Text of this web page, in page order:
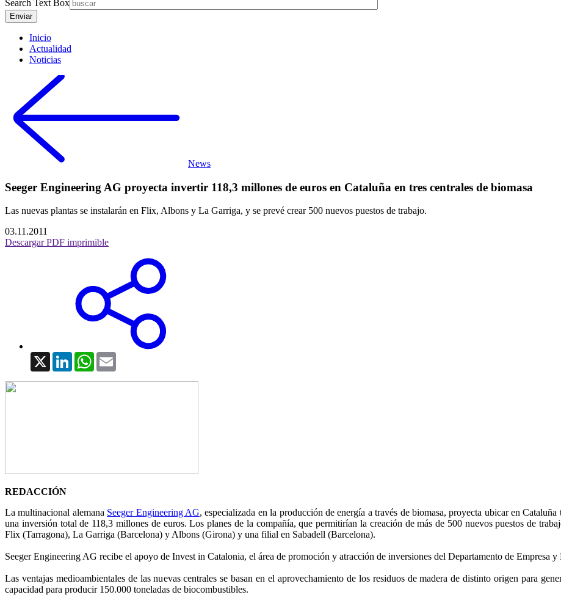
Search Text Box
Inicio
Actualidad
Noticias
News
Seeger Engineering AG proyecta invertir 118,3 millones de euros en Cataluña en tres centrales de biomasa
Las nuevas plantas se instalarán en Flix, Albons y La Garriga, y se prevé crear 500 nuevos puestos de trabajo.
03.11.2011
Descargar PDF imprimible
X LinkedInWhatsApp
REDACCIÓN
La multinacional alemana Seeger Engineering AG, especializada en la producción de energía a través de biomasa, proyecta ubicar en
una inversión total de 118,3 millones de euros. Los planes de la compañía, que permitirían la creación de más de 500 nuevos puestos de
Flix (Tarragona), La Garriga (Barcelona) y Albons (Girona) y una filial en Sabadell (Barcelona).
Seeger Engineering AG recibe el apoyo de Invest in Catalonia, el área de promoción y atracción de inversiones del Departamento de Empresa
Las ventajas medioambientales de las nuevas centrales se basan en el aprovechamiento de los residuos de madera de distinto origen para
capacidad para producir 150.000 toneladas de biocombustibles.